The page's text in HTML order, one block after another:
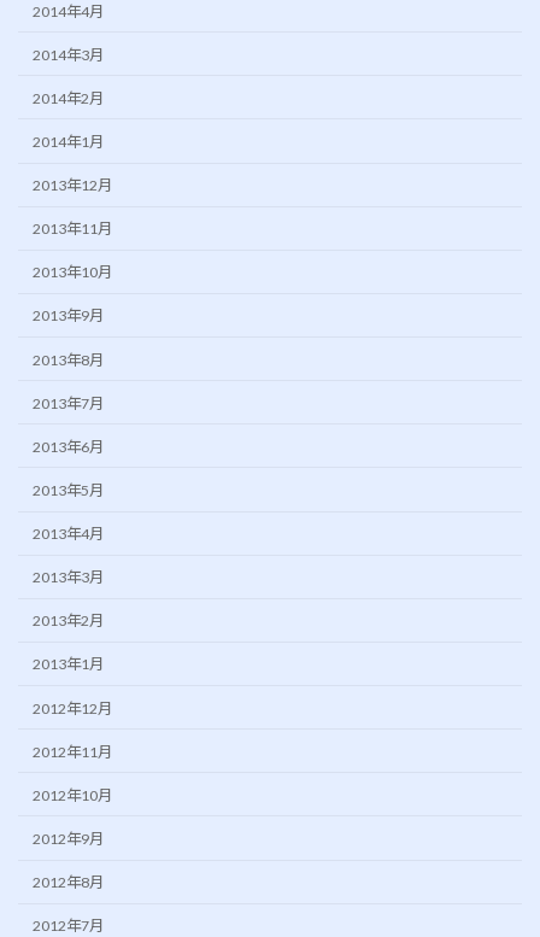
2014年4月
2014年3月
2014年2月
2014年1月
2013年12月
2013年11月
2013年10月
2013年9月
2013年8月
2013年7月
2013年6月
2013年5月
2013年4月
2013年3月
2013年2月
2013年1月
2012年12月
2012年11月
2012年10月
2012年9月
2012年8月
2012年7月